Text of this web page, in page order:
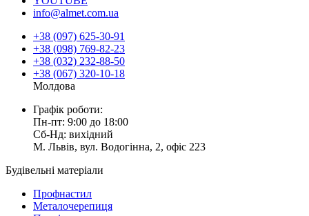
info@almet.com.ua
+38 (097) 625-30-91
+38 (098) 769-82-23
+38 (032) 232-88-50
+38 (067) 320-10-18
Молдова
Графік роботи:
Пн-пт: 9:00 до 18:00
Сб-Нд: вихідний
М. Львів, вул. Водогінна, 2, офіс 223
Будівельні матеріали
Профнастил
Металочерепиця